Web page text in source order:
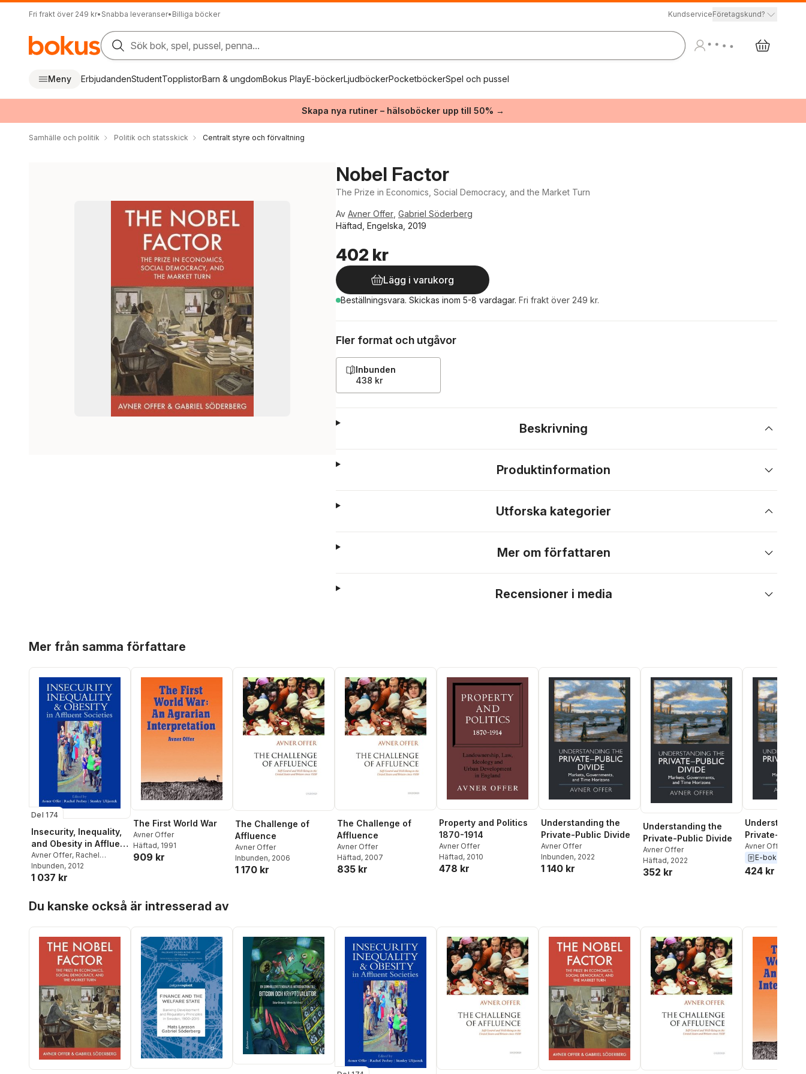
Fri frakt över 249 kr• Snabba leveranser• Billiga böcker KundserviceFöretagskund?
Sök bok, spel, pussel, penna...
Meny ErbjudandenStudentTopplistorBarn & ungdomBokus PlayE-böckerLjudböckerPocketböckerSpel och pussel
Skapa nya rutiner – hälsoböcker upp till 50% →
Samhälle och politik Politik och statsskick Centralt styre och förvaltning
Nobel Factor
The Prize in Economics, Social Democracy, and the Market Turn
Av Avner Offer Gabriel Söderberg
Häftad, Engelska, 2019
402 kr
Lägg i varukorg
Beställningsvara. Skickas inom 5-8 vardagar. Fri frakt över 249 kr.
Fler format och utgåvor
Inbunden
438 kr
Beskrivning
Produktinformation
Utforska kategorier
Mer om författaren
Recensioner i media
Mer från samma författare
Del 174
Insecurity, Inequality,
and Obesity in Affluent
Societies
Avner Offer, Rachel
Pechey,Stanley Ulijaszek
Inbunden, 2012
1 037 kr
The First World War
Avner Offer
Häftad, 1991
909 kr
The Challenge of
Affluence
Avner Offer
Inbunden, 2006
1 170 kr
The Challenge of
Affluence
Avner Offer
Häftad, 2007
835 kr
Property and Politics
1870-1914
Avner Offer
Häftad, 2010
478 kr
Understanding the
Private-Public Divide
Avner Offer
Inbunden, 2022
1 140 kr
Understanding the
Private-Public Divide
Avner Offer
Häftad, 2022
352 kr
Private-
Avner Offer
E-bok
424 kr
Du kanske också är intresserad av